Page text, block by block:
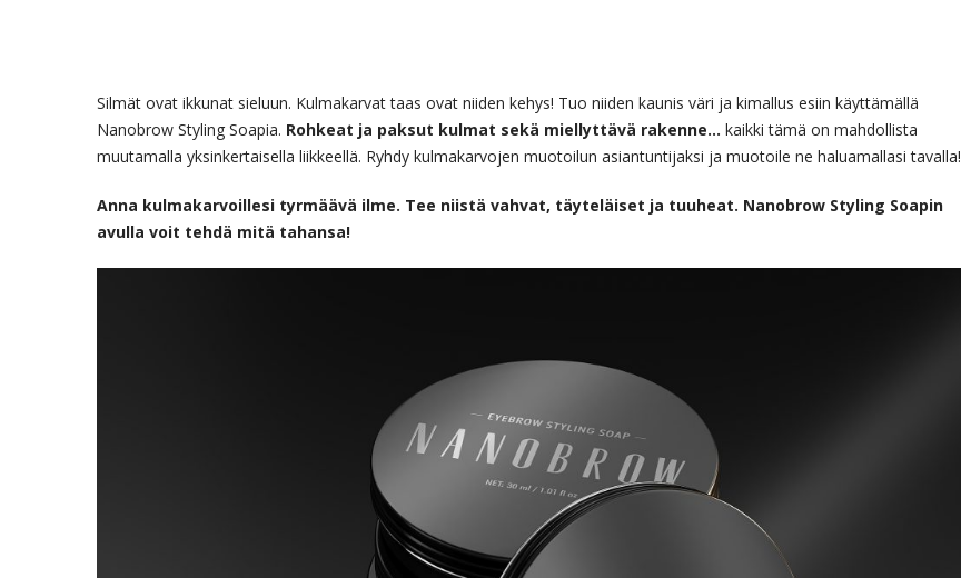
Silmät ovat ikkunat sieluun. Kulmakarvat taas ovat niiden kehys! Tuo niiden kaunis väri ja kimallus esiin käyttämällä
Nanobrow Styling Soapia. Rohkeat ja paksut kulmat sekä miellyttävä rakenne… kaikki tämä on mahdollista
muutamalla yksinkertaisella liikkeellä. Ryhdy kulmakarvojen muotoilun asiantuntijaksi ja muotoile ne haluamallasi tavalla!
Anna kulmakarvoillesi tyrmäävä ilme. Tee niistä vahvat, täyteläiset ja tuuheat. Nanobrow Styling Soapin
avulla voit tehdä mitä tahansa!